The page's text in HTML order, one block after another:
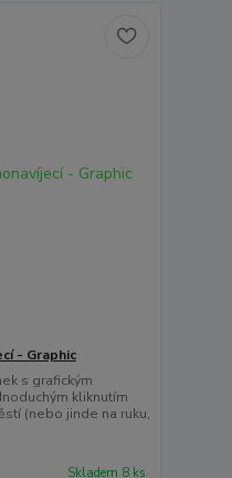
- Graphic
s grafickým
kliknutím
(nebo jinde na ruku,
Skladem 8 ks